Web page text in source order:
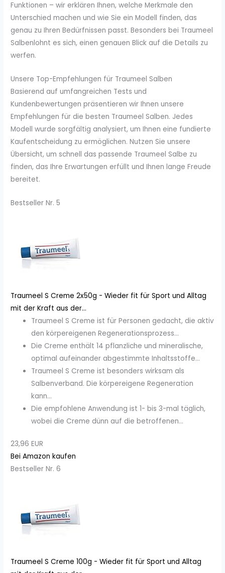
Funktionen – wir erklären Ihnen, welche Merkmale den
Unterschied machen und wie Sie ein Modell finden, das
genau zu Ihren Bedürfnissen passt. Besonders bei Traumeel
Salbenlohnt es sich, einen genauen Blick auf die Details zu
werfen.
Unsere Top-Empfehlungen für Traumeel Salben
Basierend auf umfangreichen Tests und
Kundenbewertungen präsentieren wir Ihnen unsere
Empfehlungen für die besten Traumeel Salben. Jedes
Modell wurde sorgfältig analysiert, um Ihnen eine fundierte
Kaufentscheidung zu ermöglichen. Nutzen Sie unsere
Übersicht, um schnell das passende Traumeel Salbe zu
finden, das Ihre Erwartungen erfüllt und Ihnen lange Freude
bereitet.
Bestseller Nr. 5
Traumeel S Creme 2x50g - Wieder fit für Sport und Alltag
mit der Kraft aus der...
Traumeel S Creme ist für Personen gedacht, die aktiv
den körpereigenen Regenerationsprozess...
Die Creme enthält 14 pflanzliche und mineralische,
optimal aufeinander abgestimmte Inhaltsstoffe...
Traumeel S Creme ist besonders wirksam als
Salbenverband. Die körpereigene Regeneration
kann...
Die empfohlene Anwendung ist 1- bis 3-mal täglich,
wobei die Creme dünn auf die betroffenen...
23,96 EUR
Bei Amazon kaufen
Bestseller Nr. 6
Traumeel S Creme 100g - Wieder fit für Sport und Alltag